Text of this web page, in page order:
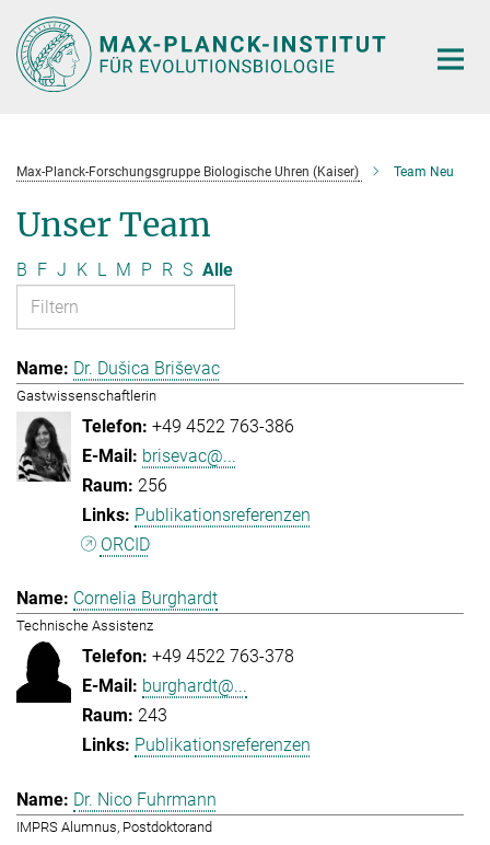
Hauptinhalt
Max-Planck-Forschungsgruppe Biologische Uhren (Kaiser) Team Neu
Unser Team
B F J K L M P R S Alle
Dr. Dušica Briševac
Gastwissenschaftlerin
+49 4522 763-386
brisevac@...
256
Publikationsreferenzen
ORCID
Cornelia Burghardt
Technische Assistenz
+49 4522 763-378
burghardt@...
243
Publikationsreferenzen
Dr. Nico Fuhrmann
IMPRS Alumnus, Postdoktorand